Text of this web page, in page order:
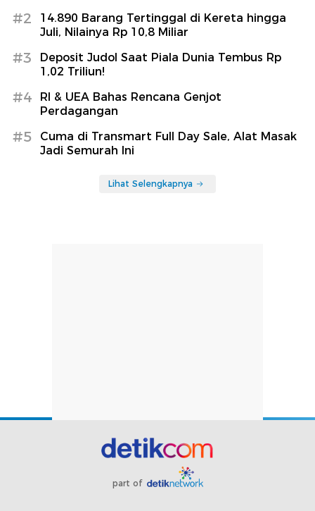
#2
14.890 Barang Tertinggal di Kereta hingga
Juli, Nilainya Rp 10,8 Miliar
#3
Deposit Judol Saat Piala Dunia Tembus Rp
1,02 Triliun!
#4
RI & UEA Bahas Rencana Genjot
Perdagangan
#5
Cuma di Transmart Full Day Sale, Alat Masak
Jadi Semurah Ini
Lihat Selengkapnya
part of